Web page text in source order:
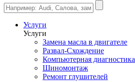
Услуги
Услуги
Замена масла в двигателе
Развал-Схождение
Компьютерная диагностика
Шиномонтаж
Ремонт глушителей